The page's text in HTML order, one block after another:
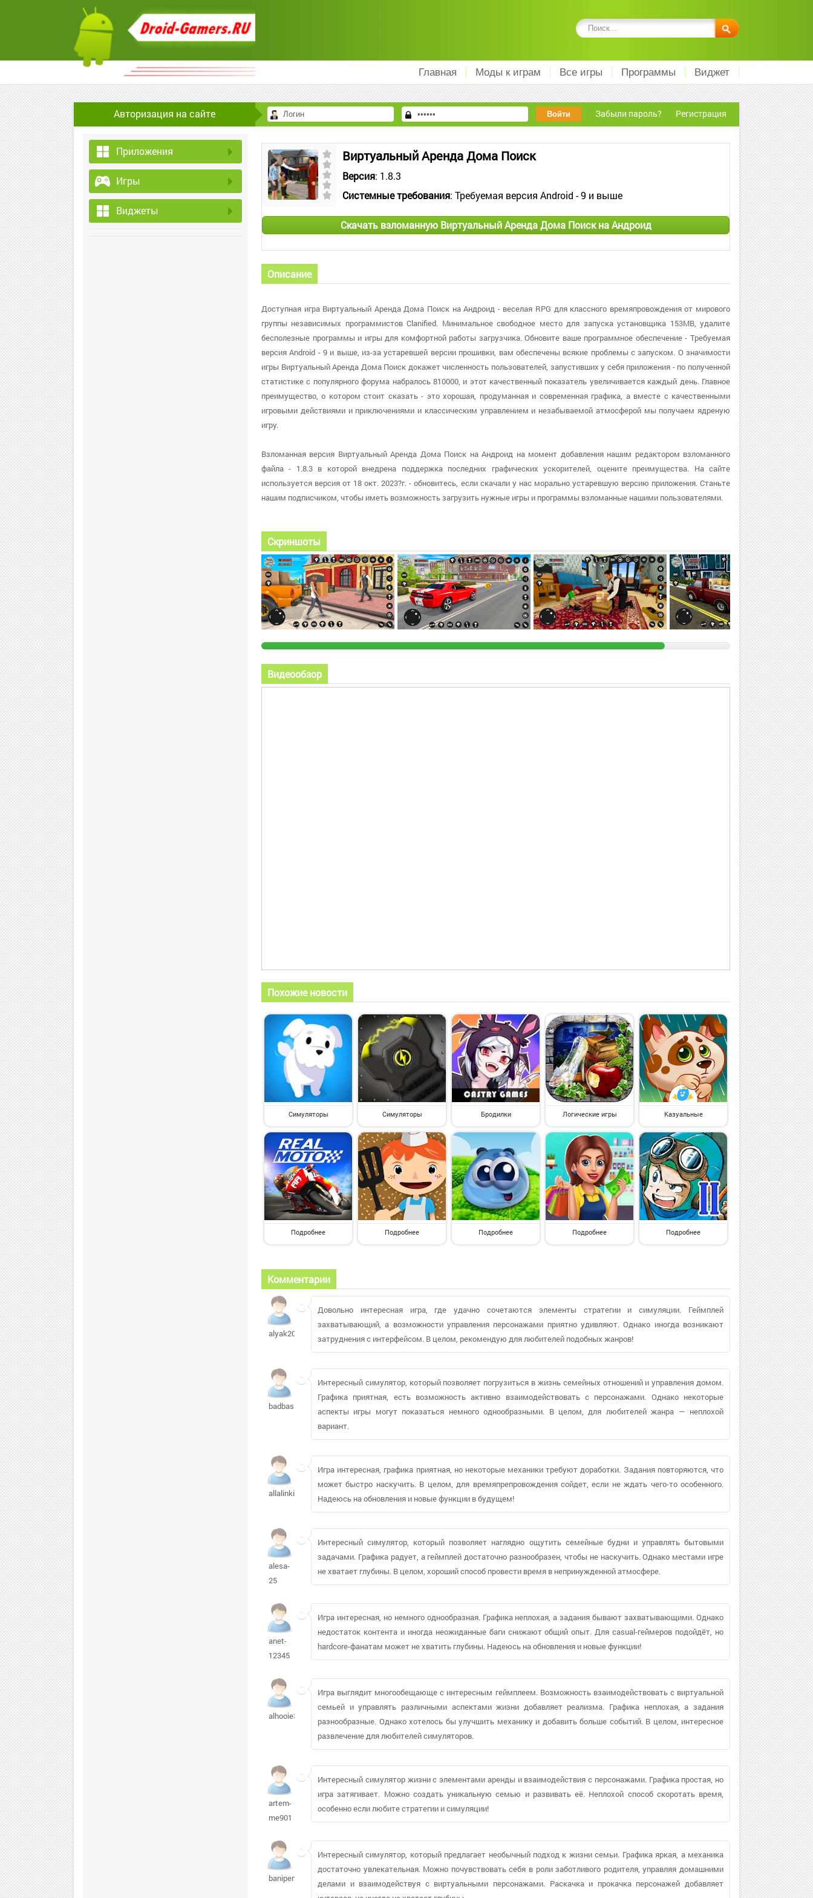
Главная Моды к играм Все игры Программы Виджет
Авторизация на сайте Забыли пароль? Регистрация
Приложения
Игры
Виджеты
Виртуальный Аренда Дома Поиск
Версия: 1.8.3
Системные требования: Требуемая версия Android - 9 и выше
Скачать взломанную Виртуальный Аренда Дома Поиск на Андроид
Описание
Доступная игра Виртуальный Аренда Дома Поиск на Андроид - веселая RPG для классного времяпровождения от мирового
группы независимых программистов Clanified. Минимальное свободное место для запуска установщика 153MB, удалите
бесполезные программы и игры для комфортной работы загрузчика. Обновите ваше программное обеспечение - Требуемая
версия Android - 9 и выше, из-за устаревшей версии прошивки, вам обеспечены всякие проблемы с запуском. О значимости
игры Виртуальный Аренда Дома Поиск докажет численность пользователей, запустивших у себя приложения - по полученной
статистике с популярного форума набралось 810000, и этот качественный показатель увеличивается каждый день. Главное
преимущество, о котором стоит сказать - это хорошая, продуманная и современная графика, а вместе с качественными
игровыми действиями и приключениями и классическим управлением и незабываемой атмосферой мы получаем ядреную
игру.
Взломанная версия Виртуальный Аренда Дома Поиск на Андроид на момент добавления нашим редактором взломанного
файла - 1.8.3 в которой внедрена поддержка последних графических ускорителей, оцените преимущества. На сайте
используется версия от 18 окт. 2023?г. - обновитесь, если скачали у нас морально устаревшую версию приложения. Станьте
нашим подписчиком, чтобы иметь возможность загрузить нужные игры и программы взломанные нашими пользователями.
Скриншоты
Видеообзор
Похожие новости
Симуляторы Симуляторы Бродилки Логические игры Казуальные
Подробнее Подробнее Подробнее Подробнее Подробнее
Комментарии
alyak2007
Довольно интересная игра, где удачно сочетаются элементы стратегии и симуляции. Геймплей
захватывающий, а возможности управления персонажами приятно удивляют. Однако иногда возникают
затруднения с интерфейсом. В целом, рекомендую для любителей подобных жанров!
badbass89396
Интересный симулятор, который позволяет погрузиться в жизнь семейных отношений и управления домом.
Графика приятная, есть возможность активно взаимодействовать с персонажами. Однако некоторые
аспекты игры могут показаться немного однообразными. В целом, для любителей жанра — неплохой
вариант.
allalinkin
Игра интересная, графика приятная, но некоторые механики требуют доработки. Задания повторяются, что
может быстро наскучить. В целом, для времяпрепровождения сойдет, если не ждать чего-то особенного.
Надеюсь на обновления и новые функции в будущем!
alesa-
25
Интересный симулятор, который позволяет наглядно ощутить семейные будни и управлять бытовыми
задачами. Графика радует, а геймплей достаточно разнообразен, чтобы не наскучить. Однако местами игре
не хватает глубины. В целом, хороший способ провести время в непринужденной атмосфере.
anet-
12345
Игра интересная, но немного однообразная. Графика неплохая, а задания бывают захватывающими. Однако
недостаток контента и иногда неожиданные баги снижают общий опыт. Для casual-геймеров подойдёт, но
hardcore-фанатам может не хватить глубины. Надеюсь на обновления и новые функции!
alhooie373
Игра выглядит многообещающе с интересным геймплеем. Возможность взаимодействовать с виртуальной
семьей и управлять различными аспектами жизни добавляет реализма. Графика неплохая, а задания
разнообразные. Однако хотелось бы улучшить механику и добавить больше событий. В целом, интересное
развлечение для любителей симуляторов.
artem-
me901
Интересный симулятор жизни с элементами аренды и взаимодействия с персонажами. Графика простая, но
игра затягивает. Можно создать уникальную семью и развивать её. Неплохой способ скоротать время,
особенно если любите стратегии и симуляции!
banipenet808
Интересный симулятор, который предлагает необычный подход к жизни семьи. Графика яркая, а механика
достаточно увлекательная. Можно почувствовать себя в роли заботливого родителя, управляя домашними
делами и взаимодействуя с виртуальными персонажами. Раскачка и прокачка персонажей добавляет